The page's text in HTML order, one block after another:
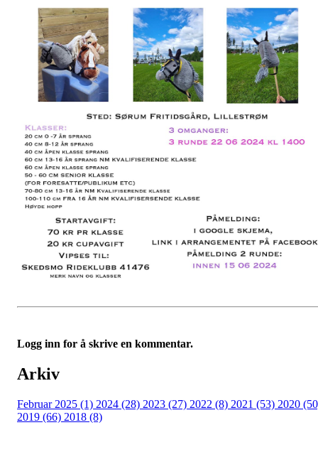
Logg inn for å skrive en kommentar.
Arkiv
Februar 2025 (1) 2024 (28) 2023 (27) 2022 (8) 2021 (53) 2020
2019 (66) 2018 (8)